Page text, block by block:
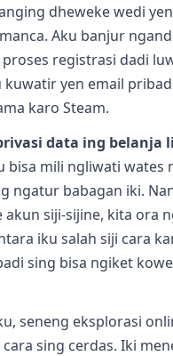
dheweke wedi
Aku banjur
registrasi dadi
yen email
karo Steam.
data ing belanja
bisa mili ngliwati
ngatur babagan iki.
siji-sijine, kita ora
iku salah siji cara
sing bisa ngiket
seneng eksplorasi
sing cerdas. Iki